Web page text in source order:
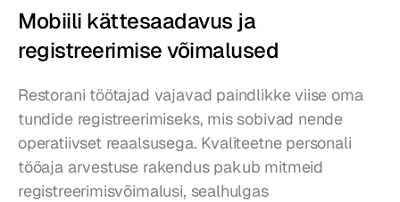
Mobiili kättesaadavus ja
registreerimise võimalused
Restorani töötajad vajavad paindlikke viise oma
tundide registreerimiseks, mis sobivad nende
operatiivset reaalsusega. Kvaliteetne personali
tööaja arvestuse rakendus pakub mitmeid
registreerimisvõimalusi, sealhulgas